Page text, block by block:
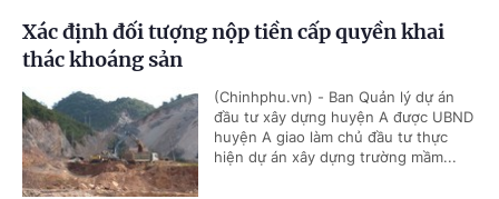
Xác định đối tượng nộp tiền cấp quyền khai
thác khoáng sản
(Chinhphu.vn) - Ban Quản lý dự án
đầu tư xây dựng huyện A được UBND
huyện A giao làm chủ đầu tư thực
hiện dự án xây dựng trường mầm...